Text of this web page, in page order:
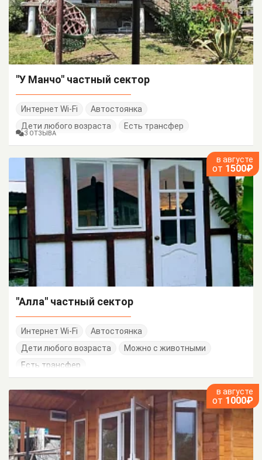
"У Манчо" частный сектор
Интернет Wi-Fi
Автостоянка
Дети любого возраста
Есть трансфер
3 ОТЗЫВА
в августе
от 1500₽
"Алла" частный сектор
Интернет Wi-Fi
Автостоянка
Дети любого возраста
Можно с животными
Есть трансфер
в августе
от 1000₽